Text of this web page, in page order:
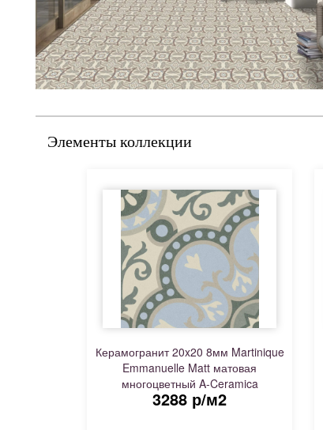
Элементы коллекции
Керамогранит 20x20 8мм Martinique
Emmanuelle Matt матовая
многоцветный A-Ceramica
3288 р/м2